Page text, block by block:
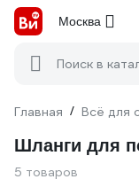
Москва
Поиск в
Главная / Всё для
Шланги для
5 товаров